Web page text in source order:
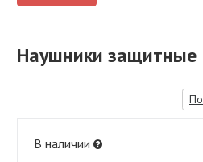
Наушники защитные
В наличии